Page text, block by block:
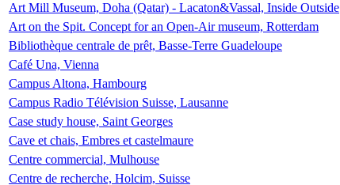
Art Mill Museum, Doha (Qatar) - Lacaton&Vassal, Inside Outside
Art on the Spit. Concept for an Open-Air museum, Rotterdam
Bibliothèque centrale de prêt, Basse-Terre Guadeloupe
Café Una, Vienna
Campus Altona, Hambourg
Campus Radio Télévision Suisse, Lausanne
Case study house, Saint Georges
Cave et chais, Embres et castelmaure
Centre commercial, Mulhouse
Centre de recherche, Holcim, Suisse